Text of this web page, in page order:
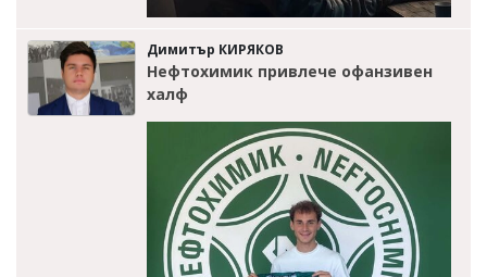
Димитър КИРЯКОВ
Нефтохимик привлече офанзивен
халф